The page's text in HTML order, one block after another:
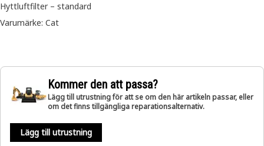
Hyttluftfilter – standard
Varumärke: Cat
Kommer den att passa?
Lägg till utrustning för att se om den här artikeln passar, eller
om det finns tillgängliga reparationsalternativ.
Lägg till utrustning